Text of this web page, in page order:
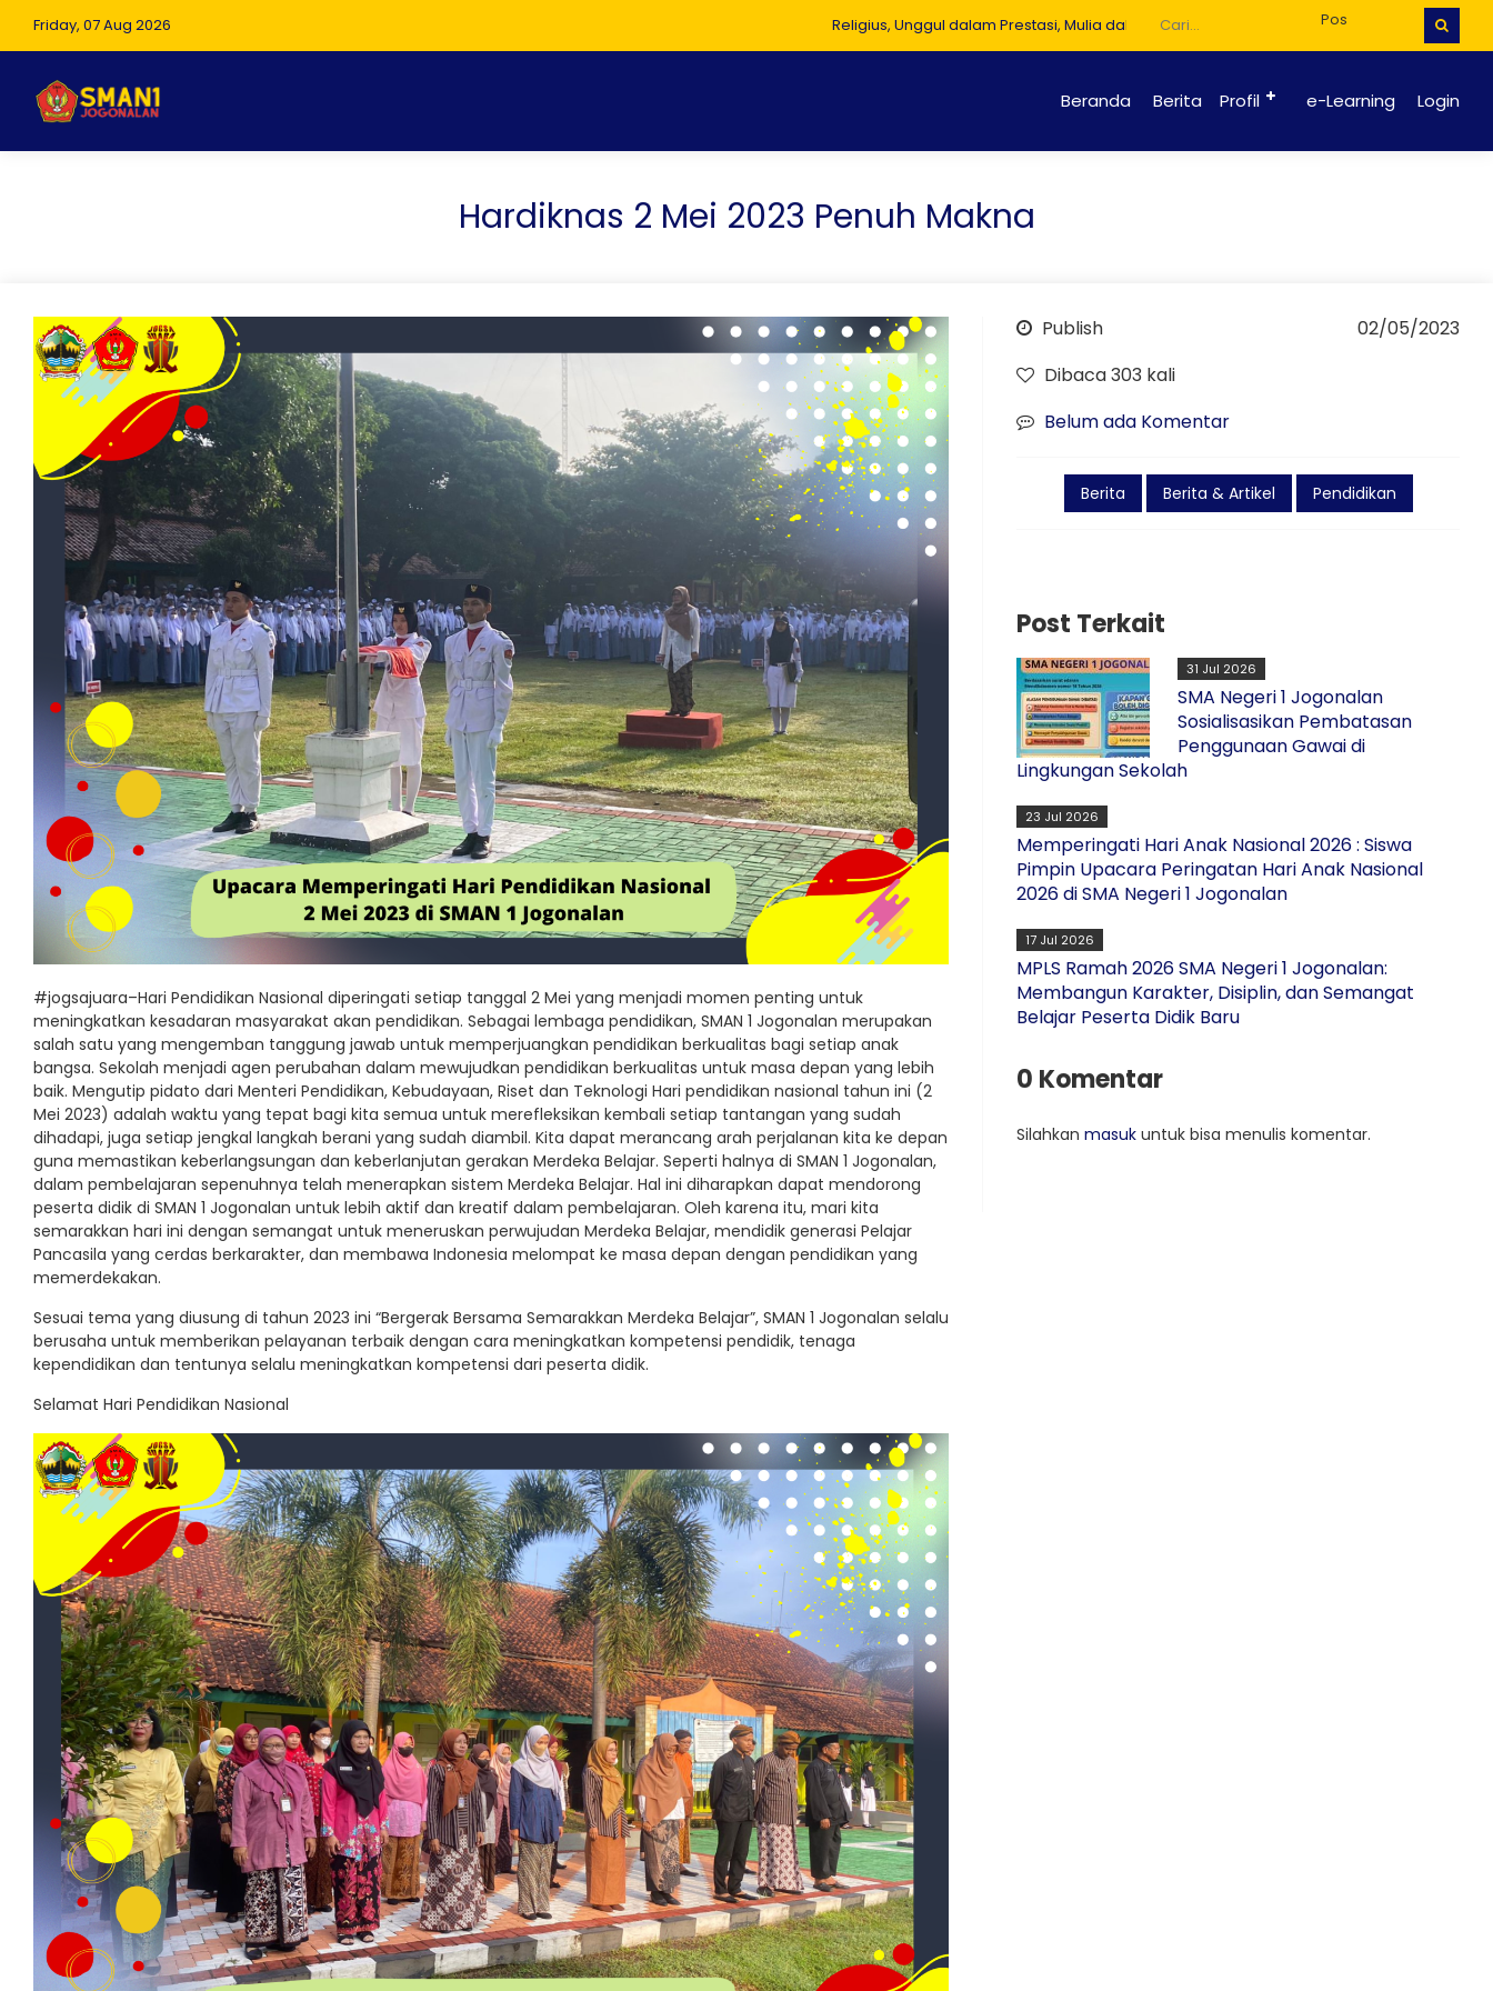
Friday, 07 Aug 2026 Religius, Unggul dalam Prestasi, Mulia dalam Budi Pekerti
Beranda Berita Profil e-Learning Login
Hardiknas 2 Mei 2023 Penuh Makna
#jogsajuara–Hari Pendidikan Nasional diperingati setiap tanggal 2 Mei yang menjadi momen penting untuk
meningkatkan kesadaran masyarakat akan pendidikan. Sebagai lembaga pendidikan, SMAN 1 Jogonalan merupakan
salah satu yang mengemban tanggung jawab untuk memperjuangkan pendidikan berkualitas bagi setiap anak
bangsa. Sekolah menjadi agen perubahan dalam mewujudkan pendidikan berkualitas untuk masa depan yang lebih
baik. Mengutip pidato dari Menteri Pendidikan, Kebudayaan, Riset dan Teknologi Hari pendidikan nasional tahun ini (2
Mei 2023) adalah waktu yang tepat bagi kita semua untuk merefleksikan kembali setiap tantangan yang sudah
dihadapi, juga setiap jengkal langkah berani yang sudah diambil. Kita dapat merancang arah perjalanan kita ke depan
guna memastikan keberlangsungan dan keberlanjutan gerakan Merdeka Belajar. Seperti halnya di SMAN 1 Jogonalan,
dalam pembelajaran sepenuhnya telah menerapkan sistem Merdeka Belajar. Hal ini diharapkan dapat mendorong
peserta didik di SMAN 1 Jogonalan untuk lebih aktif dan kreatif dalam pembelajaran. Oleh karena itu, mari kita
semarakkan hari ini dengan semangat untuk meneruskan perwujudan Merdeka Belajar, mendidik generasi Pelajar
Pancasila yang cerdas berkarakter, dan membawa Indonesia melompat ke masa depan dengan pendidikan yang
memerdekakan.
Sesuai tema yang diusung di tahun 2023 ini “Bergerak Bersama Semarakkan Merdeka Belajar”, SMAN 1 Jogonalan selalu
berusaha untuk memberikan pelayanan terbaik dengan cara meningkatkan kompetensi pendidik, tenaga
kependidikan dan tentunya selalu meningkatkan kompetensi dari peserta didik.
Selamat Hari Pendidikan Nasional
Publish
02/05/2023
Dibaca 303 kali
Belum ada Komentar
Berita Berita & Artikel Pendidikan
Post Terkait
31 Jul 2026
SMA Negeri 1 Jogonalan
Sosialisasikan Pembatasan
Penggunaan Gawai di
Lingkungan Sekolah
23 Jul 2026
Memperingati Hari Anak Nasional 2026 : Siswa
Pimpin Upacara Peringatan Hari Anak Nasional
2026 di SMA Negeri 1 Jogonalan
17 Jul 2026
MPLS Ramah 2026 SMA Negeri 1 Jogonalan:
Membangun Karakter, Disiplin, dan Semangat
Belajar Peserta Didik Baru
0 Komentar
Silahkanmasuk untuk bisa menulis komentar.